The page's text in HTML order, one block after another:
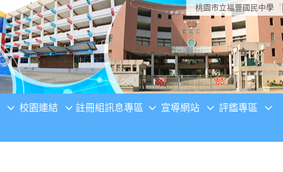
桃園市立福豐國民中學
校園連結 註冊組訊息專區 宣導網站 評鑑專區